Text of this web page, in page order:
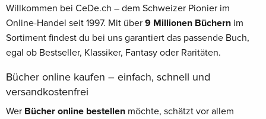
Willkommen bei CeDe.ch – dem Schweizer Pionier im
Online-Handel seit 1997. Mit über 9 Millionen Büchern im
Sortiment findest du bei uns garantiert das passende Buch,
egal ob Bestseller, Klassiker, Fantasy oder Raritäten.
Bücher online kaufen – einfach, schnell und
versandkostenfrei
Wer Bücher online bestellen möchte, schätzt vor allem